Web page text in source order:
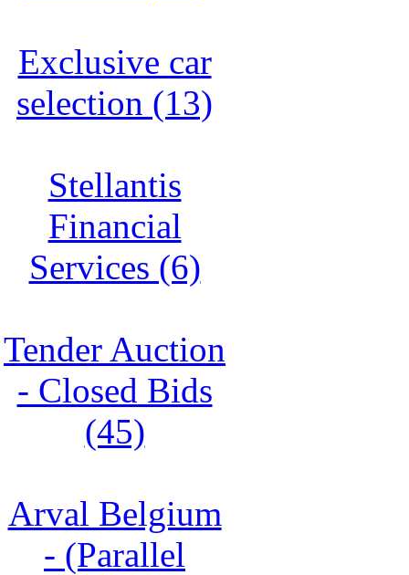
Exclusive car
selection (13)
Stellantis
Financial
Services (6)
Tender Auction
- Closed Bids
(45)
Arval Belgium
- (Parallel